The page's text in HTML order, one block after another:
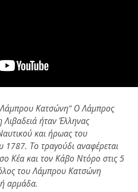
Κατσώνη” Ο Λάμπρος
ήταν Έλληνας
και ήρωας του
1787. Το τραγούδι αναφέρεται
Κέα και τον Κάβο Ντόρο στις 5
του Λάμπρου Κατσώνη
αρμάδα.